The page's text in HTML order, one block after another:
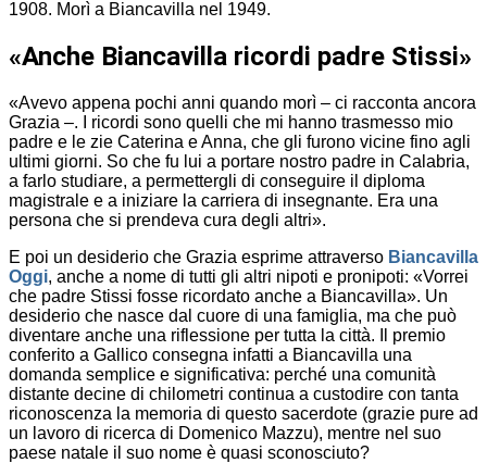
1908. Morì a Biancavilla nel 1949.
«Anche Biancavilla ricordi padre Stissi»
«Avevo appena pochi anni quando morì – ci racconta ancora
Grazia –. I ricordi sono quelli che mi hanno trasmesso mio
padre e le zie Caterina e Anna, che gli furono vicine fino agli
ultimi giorni. So che fu lui a portare nostro padre in Calabria,
a farlo studiare, a permettergli di conseguire il diploma
magistrale e a iniziare la carriera di insegnante. Era una
persona che si prendeva cura degli altri».
E poi un desiderio che Grazia esprime attraverso Biancavilla
Oggi, anche a nome di tutti gli altri nipoti e pronipoti: «Vorrei
che padre Stissi fosse ricordato anche a Biancavilla». Un
desiderio che nasce dal cuore di una famiglia, ma che può
diventare anche una riflessione per tutta la città. Il premio
conferito a Gallico consegna infatti a Biancavilla una
domanda semplice e significativa: perché una comunità
distante decine di chilometri continua a custodire con tanta
riconoscenza la memoria di questo sacerdote (grazie pure ad
un lavoro di ricerca di Domenico Mazzu), mentre nel suo
paese natale il suo nome è quasi sconosciuto?